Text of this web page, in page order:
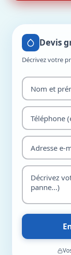
Devis
Décrivez votre